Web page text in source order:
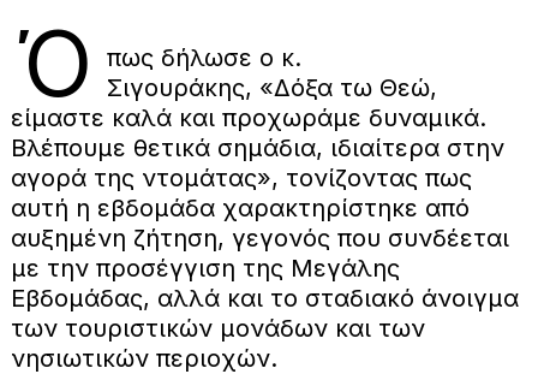
Ό
πως δήλωσε ο κ.
Σιγουράκης, «Δόξα τω Θεώ,
είμαστε καλά και προχωράμε δυναμικά.
Βλέπουμε θετικά σημάδια, ιδιαίτερα στην
αγορά της ντομάτας», τονίζοντας πως
αυτή η εβδομάδα χαρακτηρίστηκε από
αυξημένη ζήτηση, γεγονός που συνδέεται
με την προσέγγιση της Μεγάλης
Εβδομάδας, αλλά και το σταδιακό άνοιγμα
των τουριστικών μονάδων και των
νησιωτικών περιοχών.